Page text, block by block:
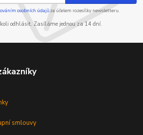
osobních údajůza účelem rozesílky newsletteru.
odhlásit. Zasíláme jednou za 14 dní.
smlouvy